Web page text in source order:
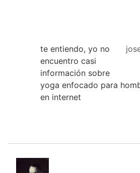
te entiendo, yo no
encuentro casi
información sobre
yoga enfocado para
en internet